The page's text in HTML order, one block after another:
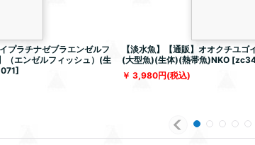
プラチナゼブラエンゼルフ
（エンゼルフィッシュ）(生
]
【淡水魚】【通販】オオクチユゴ
(大型魚)(生体)(熱帯魚)NKO [
3,980円(税込)